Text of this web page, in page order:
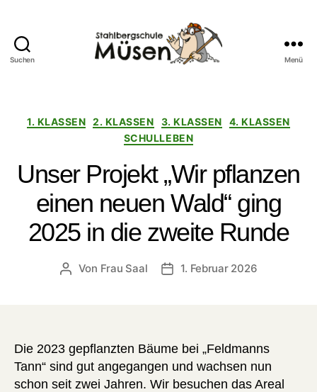
Suchen Menü
Kategorien
1. KLASSEN 2. KLASSEN 3. KLASSEN
4. KLASSEN
SCHULLEBEN
Unser Projekt „Wir pflanzen
einen neuen Wald“ ging
2025 in die zweite Runde
Beitragsautor
Von Frau Saal Veröffentlichungsdatum
1. Februar 2026
Die 2023 gepflanzten Bäume bei „Feldmanns
Tann“ sind gut angegangen und wachsen nun
schon seit zwei Jahren. Wir besuchen das Areal